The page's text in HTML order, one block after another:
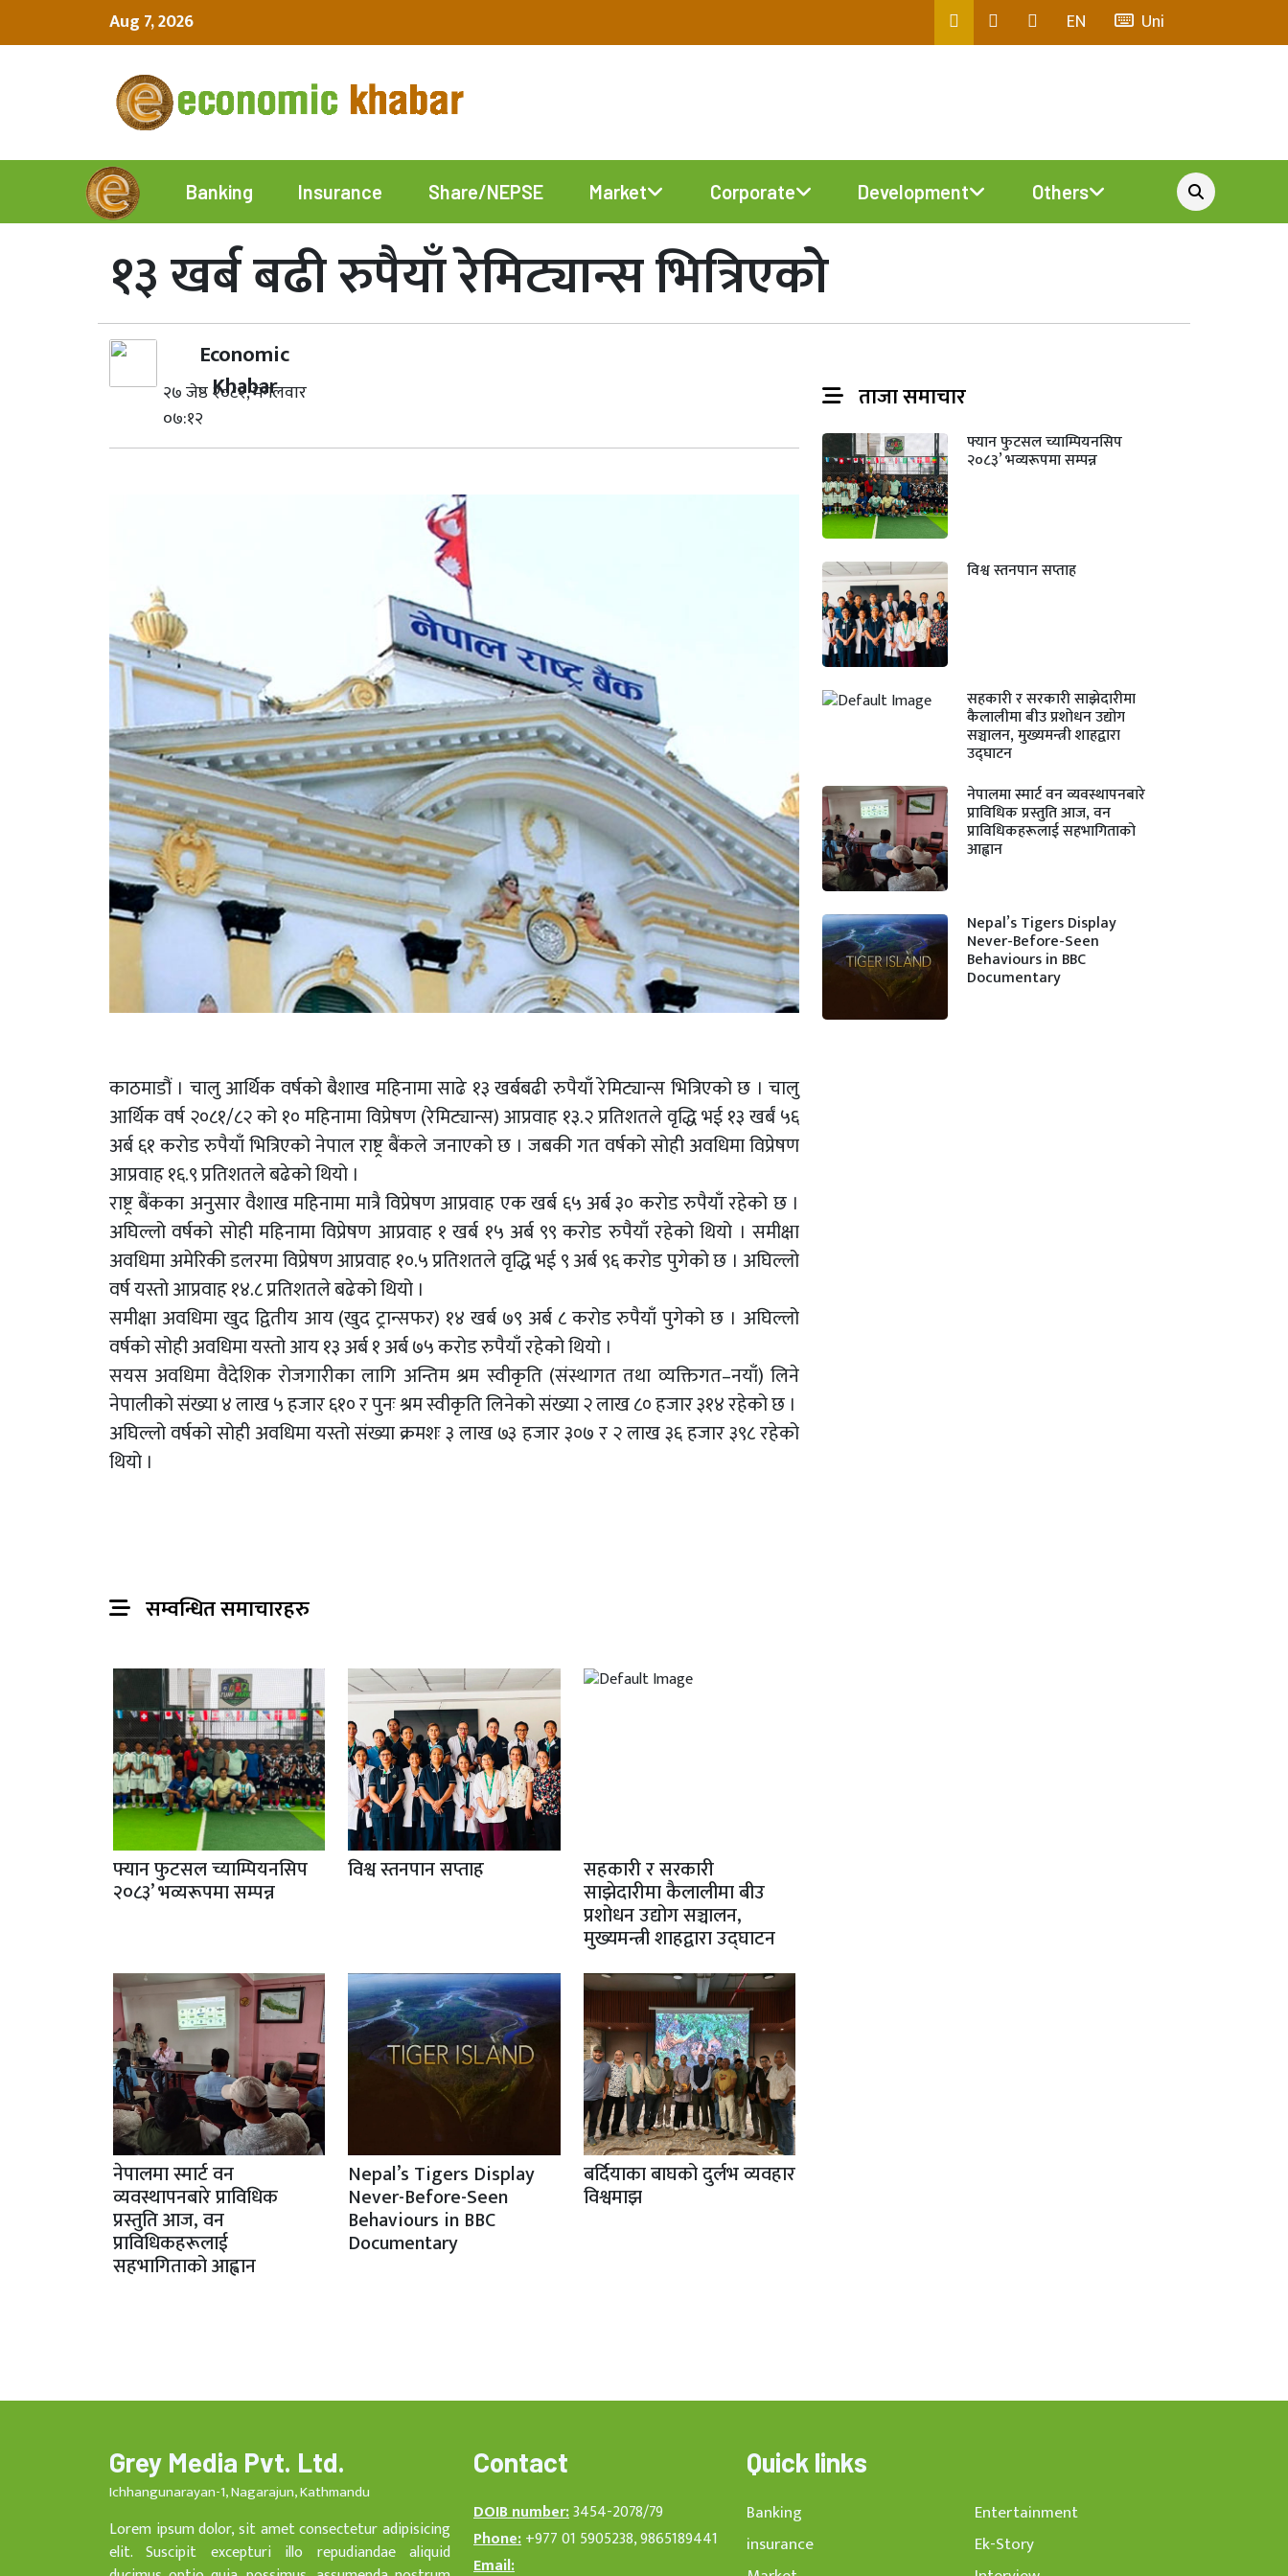
Aug 7, 2026 EN Uni
Banking Insurance Share/NEPSE Market Corporate Development Others
१३ खर्ब बढी रुपैयाँ रेमिट्यान्स भित्रिएको
Economic
Khabar
२७ जेष्ठ २०८२, मंगलवार
०७:१२
काठमाडौं । चालु आर्थिक वर्षको बैशाख महिनामा साढे १३ खर्बबढी रुपैयाँ रेमिट्यान्स भित्रिएको छ । चालु
आर्थिक वर्ष २०८१/८२ को १० महिनामा विप्रेषण (रेमिट्यान्स) आप्रवाह १३.२ प्रतिशतले वृद्धि भई १३ खर्बं ५६
अर्ब ६१ करोड रुपैयाँ भित्रिएको नेपाल राष्ट्र बैंकले जनाएको छ । जबकी गत वर्षको सोही अवधिमा विप्रेषण
आप्रवाह १६.९ प्रतिशतले बढेको थियो ।
राष्ट्र बैंकका अनुसार वैशाख महिनामा मात्रै विप्रेषण आप्रवाह एक खर्ब ६५ अर्ब ३० करोड रुपैयाँ रहेको छ ।
अघिल्लो वर्षको सोही महिनामा विप्रेषण आप्रवाह १ खर्ब १५ अर्ब ९९ करोड रुपैयाँ रहेको थियो । समीक्षा
अवधिमा अमेरिकी डलरमा विप्रेषण आप्रवाह १०.५ प्रतिशतले वृद्धि भई ९ अर्ब ९६ करोड पुगेको छ । अघिल्लो
वर्ष यस्तो आप्रवाह १४.८ प्रतिशतले बढेको थियो ।
समीक्षा अवधिमा खुद द्वितीय आय (खुद ट्रान्सफर) १४ खर्ब ७९ अर्ब ८ करोड रुपैयाँ पुगेको छ । अघिल्लो
वर्षको सोही अवधिमा यस्तो आय १३ अर्ब १ अर्ब ७५ करोड रुपैयाँ रहेको थियो ।
सयस अवधिमा वैदेशिक रोजगारीका लागि अन्तिम श्रम स्वीकृति (संस्थागत तथा व्यक्तिगत–नयाँ) लिने
नेपालीको संख्या ४ लाख ५ हजार ६१० र पुनः श्रम स्वीकृति लिनेको संख्या २ लाख ८० हजार ३१४ रहेको छ ।
अघिल्लो वर्षको सोही अवधिमा यस्तो संख्या क्रमशः ३ लाख ७३ हजार ३०७ र २ लाख ३६ हजार ३९८ रहेको
थियो ।
सम्वन्धित समाचारहरु
फ्यान फुटसल च्याम्पियनसिप
२०८३’ भव्यरूपमा सम्पन्न
विश्व स्तनपान सप्ताह सहकारी र सरकारी
साझेदारीमा कैलालीमा बीउ
प्रशोधन उद्योग सञ्चालन,
मुख्यमन्त्री शाहद्वारा उद्घाटन
नेपालमा स्मार्ट वन
व्यवस्थापनबारे प्राविधिक
प्रस्तुति आज, वन
प्राविधिकहरूलाई
सहभागिताको आह्वान
Nepal’s Tigers Display
Never-Before-Seen
Behaviours in BBC
Documentary
बर्दियाका बाघको दुर्लभ व्यवहार
विश्वमाझ
ताजा समाचार
फ्यान फुटसल च्याम्पियनसिप
२०८३’ भव्यरूपमा सम्पन्न
विश्व स्तनपान सप्ताह
सहकारी र सरकारी साझेदारीमा
कैलालीमा बीउ प्रशोधन उद्योग
सञ्चालन, मुख्यमन्त्री शाहद्वारा
उद्घाटन
नेपालमा स्मार्ट वन व्यवस्थापनबारे
प्राविधिक प्रस्तुति आज, वन
प्राविधिकहरूलाई सहभागिताको
आह्वान
Nepal’s Tigers Display
Never-Before-Seen
Behaviours in BBC
Documentary
Grey Media Pvt. Ltd.
Ichhangunarayan-1, Nagarajun, Kathmandu
Lorem ipsum dolor, sit amet consectetur adipisicing
elit. Suscipit excepturi illo repudiandae aliquid
Contact
DOIB number:3454-2078/79
Phone:+977 01 5905238, 9865189441
Email:
Quick links
Banking
insurance
Entertainment
Ek-Story